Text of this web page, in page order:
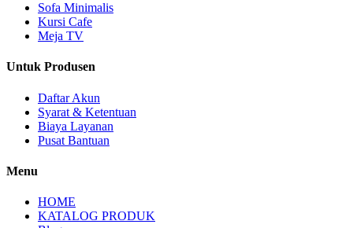
Sofa Minimalis
Kursi Cafe
Meja TV
Untuk Produsen
Daftar Akun
Syarat & Ketentuan
Biaya Layanan
Pusat Bantuan
Menu
HOME
KATALOG PRODUK